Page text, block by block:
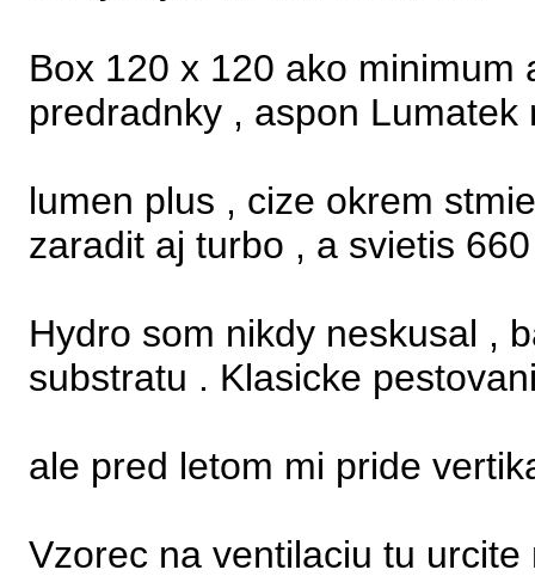
Box 120 x 120 ako
predradnky , aspon Lumatek
lumen plus , cize okrem
zaradit aj turbo , a svietis
Hydro som nikdy neskusal ,
substratu . Klasicke
ale pred letom mi pride
Vzorec na ventilaciu tu